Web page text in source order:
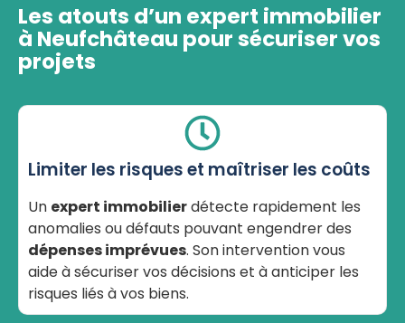
Les atouts d’un expert immobilier
à Neufchâteau pour sécuriser vos
projets
Limiter les risques et maîtriser les coûts
Un expert immobilierdétecte rapidement les
anomalies ou défauts pouvant engendrer des
dépenses imprévues. Son intervention vous
aide à sécuriser vos décisions et à anticiper les
risques liés à vos biens.